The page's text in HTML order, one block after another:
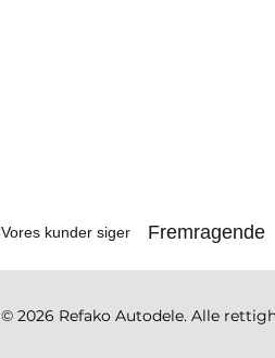
© 2026 Refako Autodele. Alle